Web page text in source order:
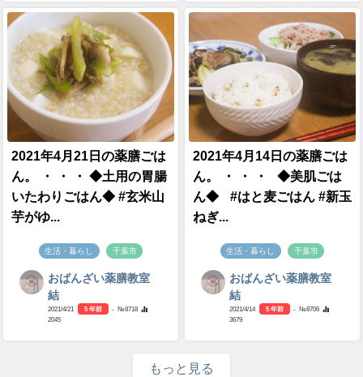
2021年4月21日の薬膳ごは
ん。 ・ ・ ・ ◆土用の胃腸
いたわりごはん◆ #玄米山
芋がゆ...
生活・暮らし 千葉市
おばんざい薬膳教室
結
2021/4/21 5 年前
- №8718
2045
2021年4月14日の薬膳ごは
ん。 ・ ・ ・ ◆美肌ごは
ん◆ #はと麦ごはん #新玉
ねぎ...
生活・暮らし 千葉市
おばんざい薬膳教室
結
2021/4/14 5 年前
- №8706
3679
もっと見る